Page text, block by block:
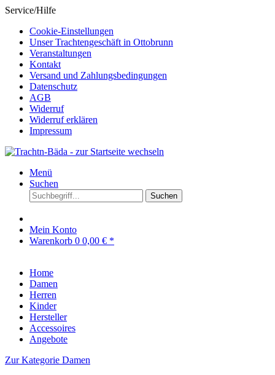
Service/Hilfe
Cookie-Einstellungen
Unser Trachtengeschäft in Ottobrunn
Veranstaltungen
Kontakt
Versand und Zahlungsbedingungen
Datenschutz
AGB
Widerruf
Widerruf erklären
Impressum
Menü
Suchen
Suchen
Mein Konto
Warenkorb 0 0,00 € *
Home
Damen
Herren
Kinder
Hersteller
Accessoires
Angebote
Zur Kategorie Damen